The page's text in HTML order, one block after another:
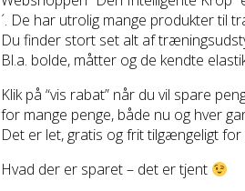
´. De har utrolig mange produkter til
Du finder stort set alt af
Bl.a. bolde, måtter og de kendte
Klik på “vis rabat” når du vil spare
for mange penge, både nu og hver
Det er let, gratis og frit tilgængeligt for
Hvad der er sparet – det er tjent